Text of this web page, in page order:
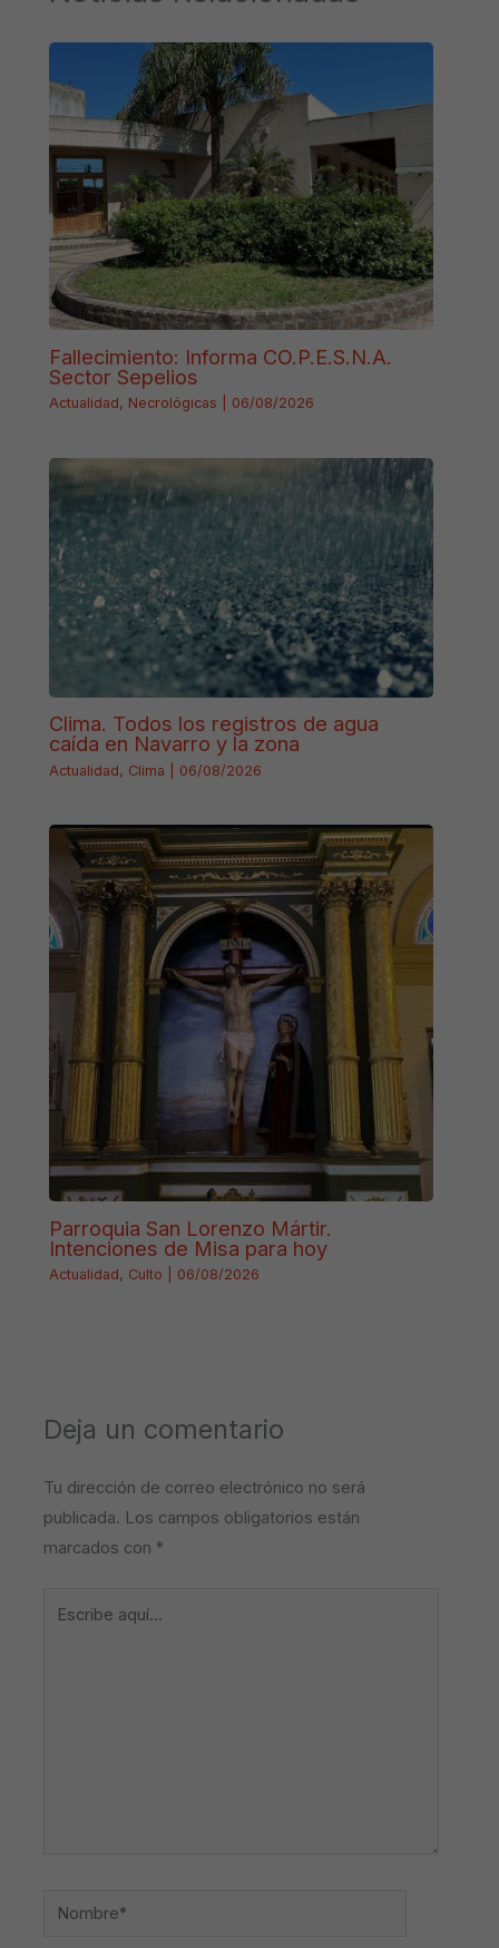
Fallecimiento: Informa CO.P.E.S.N.A.
Sector Sepelios
Actualidad, Necrológicas 06/08/2026
Clima. Todos los registros de agua
caída en Navarro y la zona
Actualidad, Clima 06/08/2026
Parroquia San Lorenzo Mártir.
Intenciones de Misa para hoy
Actualidad, Culto 06/08/2026
Deja un comentario
Tu dirección de correo electrónico no será
publicada. Los campos obligatorios están
marcados con *
Nombre*